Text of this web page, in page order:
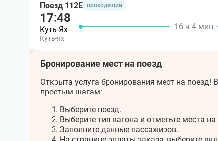
Поезд 112Е проходящий
17:48
Куть-Ях
Куть-ях
16 ч 4 мин
Бронирование мест на поезд
Открыта услуга бронирования мест на поезд!
простым шагам:
Выберите поезд.
Выберите тип вагона и отметьте места на
Заполните данные пассажиров.